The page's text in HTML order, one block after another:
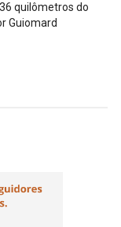
quilômetros do
Guiomard